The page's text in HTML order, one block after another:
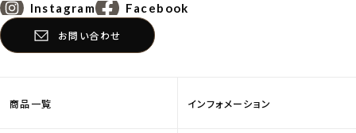
Instagram Facebook
お問い合わせ
商品一覧 インフォメーション